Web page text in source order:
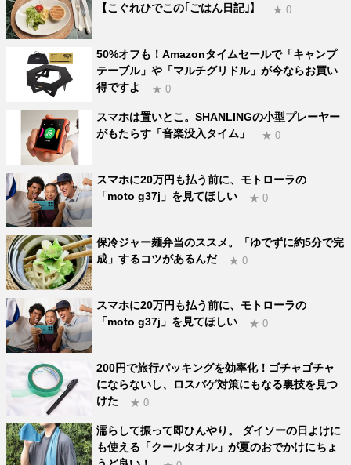
【こぐれひでこの｢ごはん日記｣】
★ 0
50%オフも！Amazonタイムセールで「キャンプ
テーブル」や「マルチグリドル」が今ならお買い
得ですよ
★ 0
スマホは置いとこ。SHANLINGの小型プレーヤー
がもたらす「音楽没入タイム」
★ 0
スマホに20万円も払う前に、モトローラの
「moto g37j」を見てほしい
★ 0
保冷ジャー麺弁当のススメ。「ゆでずに約5分で完
成」するコツがあるんだ
★ 0
スマホに20万円も払う前に、モトローラの
「moto g37j」を見てほしい
★ 0
200円で旅行パッキングを効率化！ゴチャゴチャ
にならないし、ロスバゲ対策にもなる裏技を見つ
けた
★ 0
濡らして振って即ひんやり。 ダイソーの日よけに
も使える「クールタオル」が夏のおでかけにちょ